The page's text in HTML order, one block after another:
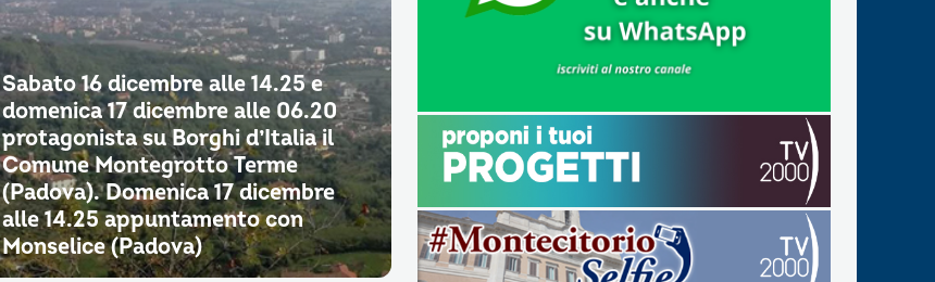
Sabato 16 dicembre alle 14.25 e
domenica 17 dicembre alle 06.20
protagonista su Borghi d’Italia il
Comune Montegrotto Terme
(Padova). Domenica 17 dicembre
alle 14.25 appuntamento con
Monselice (Padova)